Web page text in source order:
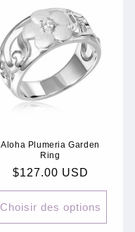
Aloha Plumeria Garden
Ring
Prix
habituel
$127.00 USD
Choisir des options